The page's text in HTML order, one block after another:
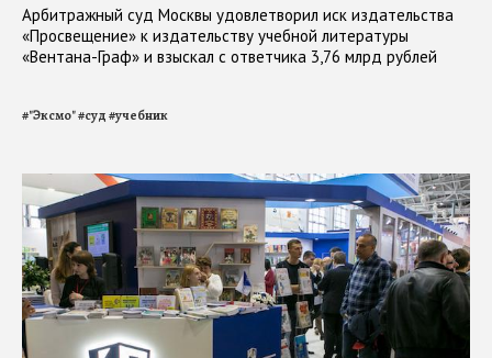
Арбитражный суд Москвы удовлетворил иск издательства
«Просвещение» к издательству учебной литературы
«Вентана-Граф» и взыскал с ответчика 3,76 млрд рублей
#"Эксмо"#суд#учебник